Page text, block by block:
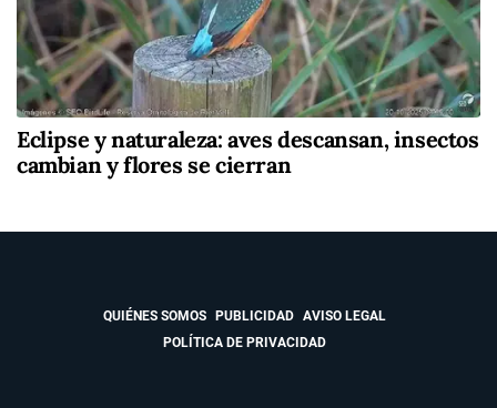
Eclipse y naturaleza: aves descansan, insectos
cambian y flores se cierran
QUIÉNES SOMOS PUBLICIDAD
AVISO LEGAL
POLÍTICA DE PRIVACIDAD